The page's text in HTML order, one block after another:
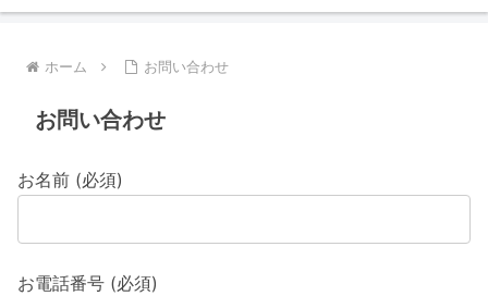
ホーム お問い合わせ
お問い合わせ
お名前 (必須)
お電話番号 (必須)